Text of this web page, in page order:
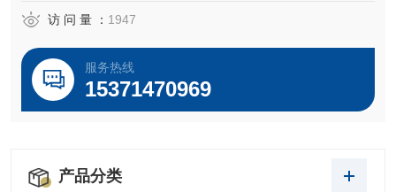
货国内科研实验室使用比较普遍，价格相对实惠，能满足很
多常规细胞的培养需求。
访 问 量 ： 1947
服务热线
15371470969
产品分类